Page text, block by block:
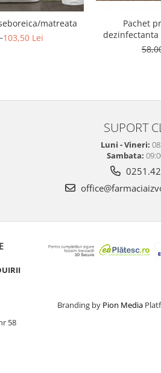
matreata
103,50 Lei
Pachet
SUPORT
Luni - Vineri:
Sambata:
58
Branding by Pion Media